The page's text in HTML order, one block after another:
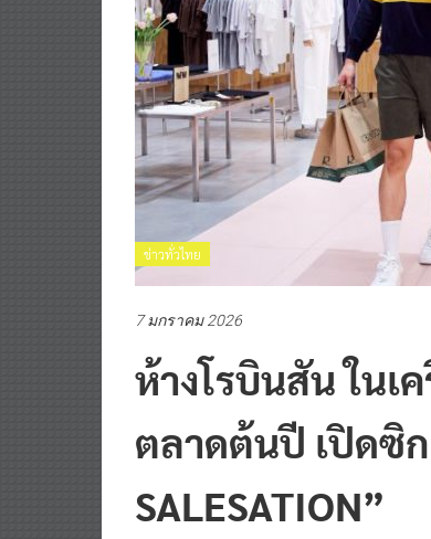
ข่าวทั่วไทย
7 มกราคม 2026
ห้างโรบินสัน ในเ
ตลาดต้นปี เปิดซิก
SALESATION”